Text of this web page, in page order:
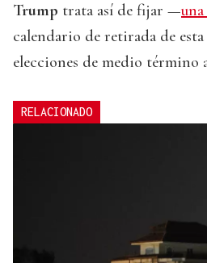
Trump trata así de fijar —una
calendario de retirada de
elecciones de medio término
RELACIONADO